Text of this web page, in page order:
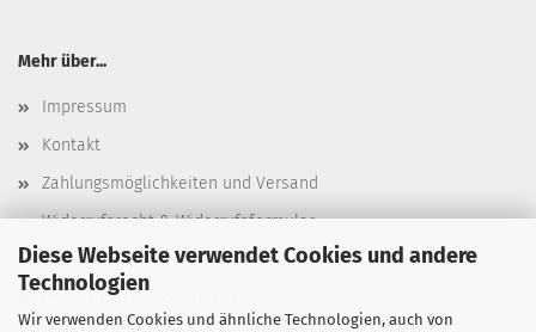
Diese Webseite verwendet Cookies und andere
Technologien
Wir verwenden Cookies und ähnliche Technologien, auch von
Mehr über...
Impressum
Kontakt
Zahlungsmöglichkeiten und Versand
Widerrufsrecht & Widerrufsformular
AGB
Privatsphäre und Datenschutz